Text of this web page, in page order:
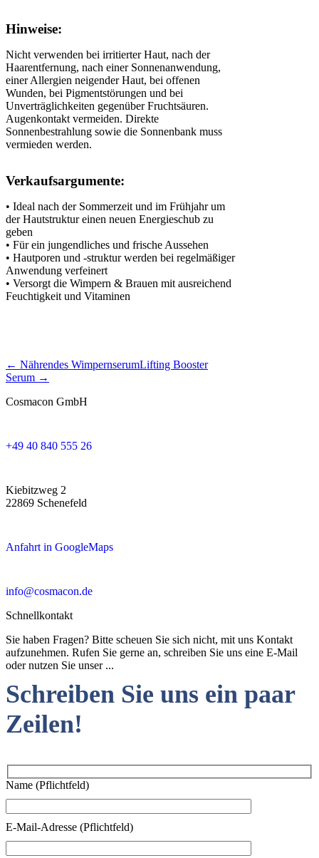
Hinweise:
Nicht verwenden bei irritierter Haut, nach der
Haarentfernung, nach einer Sonnenanwendung,
einer Allergien neigender Haut, bei offenen
Wunden, bei Pigmentstörungen und bei
Unverträglichkeiten gegenüber Fruchtsäuren.
Augenkontakt vermeiden. Direkte
Sonnenbestrahlung sowie die Sonnenbank muss
vermieden werden.
Verkaufsargumente:
• Ideal nach der Sommerzeit und im Frühjahr um
der Hautstruktur einen neuen Energieschub zu
geben
• Für ein jungendliches und frische Aussehen
• Hautporen und -struktur werden bei regelmäßiger
Anwendung verfeinert
• Versorgt die Wimpern & Brauen mit ausreichend
Feuchtigkeit und Vitaminen
← Nährendes WimpernserumLifting Booster
Serum →
Cosmacon GmbH
+49 40 840 555 26
Kiebitzweg 2
22869 Schenefeld
Anfahrt in GoogleMaps
info@cosmacon.de
Schnellkontakt
Sie haben Fragen? Bitte scheuen Sie sich nicht, mit uns Kontakt
aufzunehmen. Rufen Sie gerne an, schreiben Sie uns eine E-Mail
oder nutzen Sie unser ...
Schreiben Sie uns ein paar
Zeilen!
Name (Pflichtfeld)
E-Mail-Adresse (Pflichtfeld)